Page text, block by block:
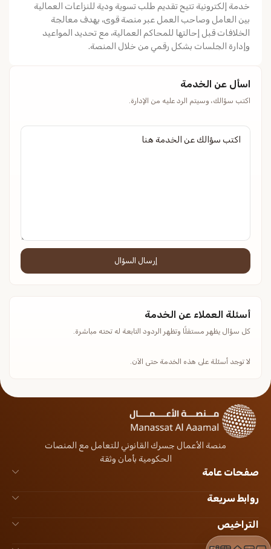
خدمة إلكترونية تتيح تقديم طلب تسوية ودية للنزاعات العمالية
بين العامل وصاحب العمل عبر منصة قوى، بهدف معالجة
الخلافات قبل إحالتها للمحاكم العمالية، مع تحديد المواعيد
وإدارة الجلسات بشكل رقمي من خلال المنصة.
اسأل عن الخدمة
اكتب سؤالك، وسيتم الرد عليه من الإدارة.
إرسال السؤال
أسئلة العملاء عن الخدمة
كل سؤال يظهر مستقلًا وتظهر الردود التابعة له تحته مباشرة.
لا توجد أسئلة على هذه الخدمة حتى الآن.
منصة الأعمال جسرك القانوني للتعامل مع المنصات
الحكومية بأمان وثقة
صفحات عامة
روابط سريعة
التراخيص